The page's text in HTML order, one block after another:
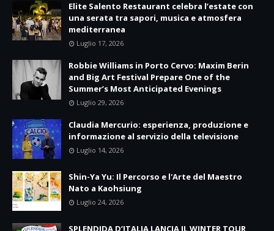
Elite Salento Restaurant celebra l’estate con
una serata tra sapori, musica e atmosfera
mediterranea
Luglio 17, 2026
Robbie Williams in Porto Cervo: Maxim Berin
and Big Art Festival Prepare One of the
Summer’s Most Anticipated Evenings
Luglio 29, 2026
Claudia Mercurio: esperienza, produzione e
informazione al servizio della televisione
Luglio 14, 2026
Shin-Ya Yu: Il Percorso e l'Arte del Maestro
Nato a Kaohsiung
Luglio 24, 2026